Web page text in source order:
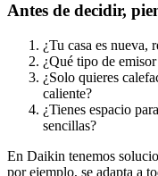
Antes de decidir,
¿Tu casa es nueva,
¿Qué tipo de
¿Solo quieres
caliente?
¿Tienes espacio
sencillas?
En Daikin tenemos
por ejemplo, se adapta a